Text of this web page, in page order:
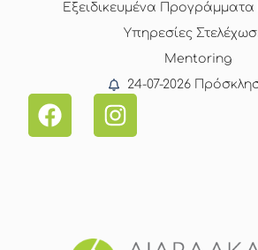
Εξειδικευμένα Προγράμματα
Υπηρεσίες
Mentoring
24-07-2026